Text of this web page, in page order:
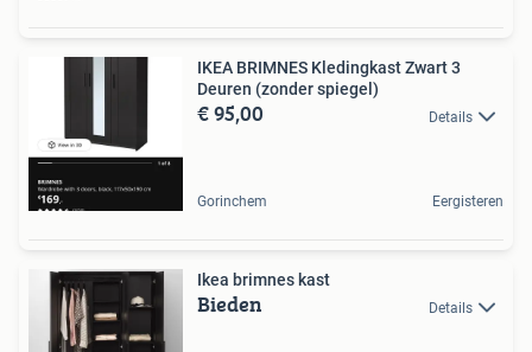
IKEA BRIMNES Kledingkast Zwart 3
Deuren (zonder spiegel)
€ 95,00 Details
Gorinchem Eergisteren
Ikea brimnes kast
Bieden Details